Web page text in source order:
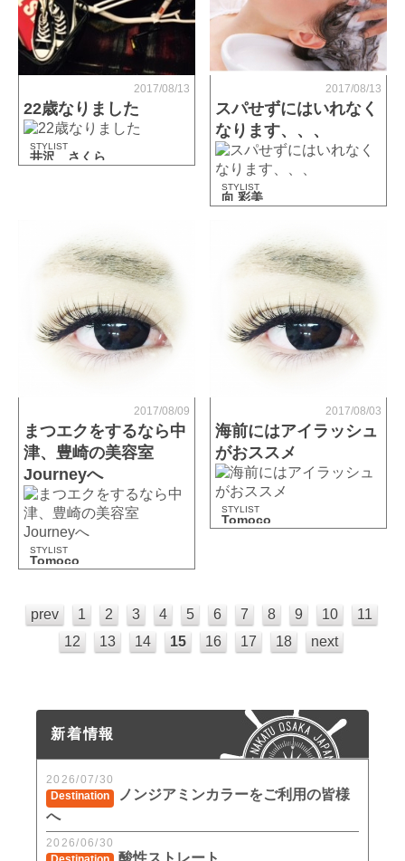
2017/08/13
22歳なりました
STYLIST
井沢 さくら
2017/08/13
スパせずにはいれなく
なります、、、
STYLIST
向 彩美
2017/08/09
まつエクをするなら中
津、豊崎の美容室
Journeyへ
STYLIST
Tomoco
2017/08/03
海前にはアイラッシュ
がおススメ
STYLIST
Tomoco
prev 1 2 3 4 5 6 7 8 9 10
11
12
13 14 15 16 17 18 next
新着情報
2026/07/30
Destination
ノンジアミンカラーをご利用の皆様
へ
2026/06/30